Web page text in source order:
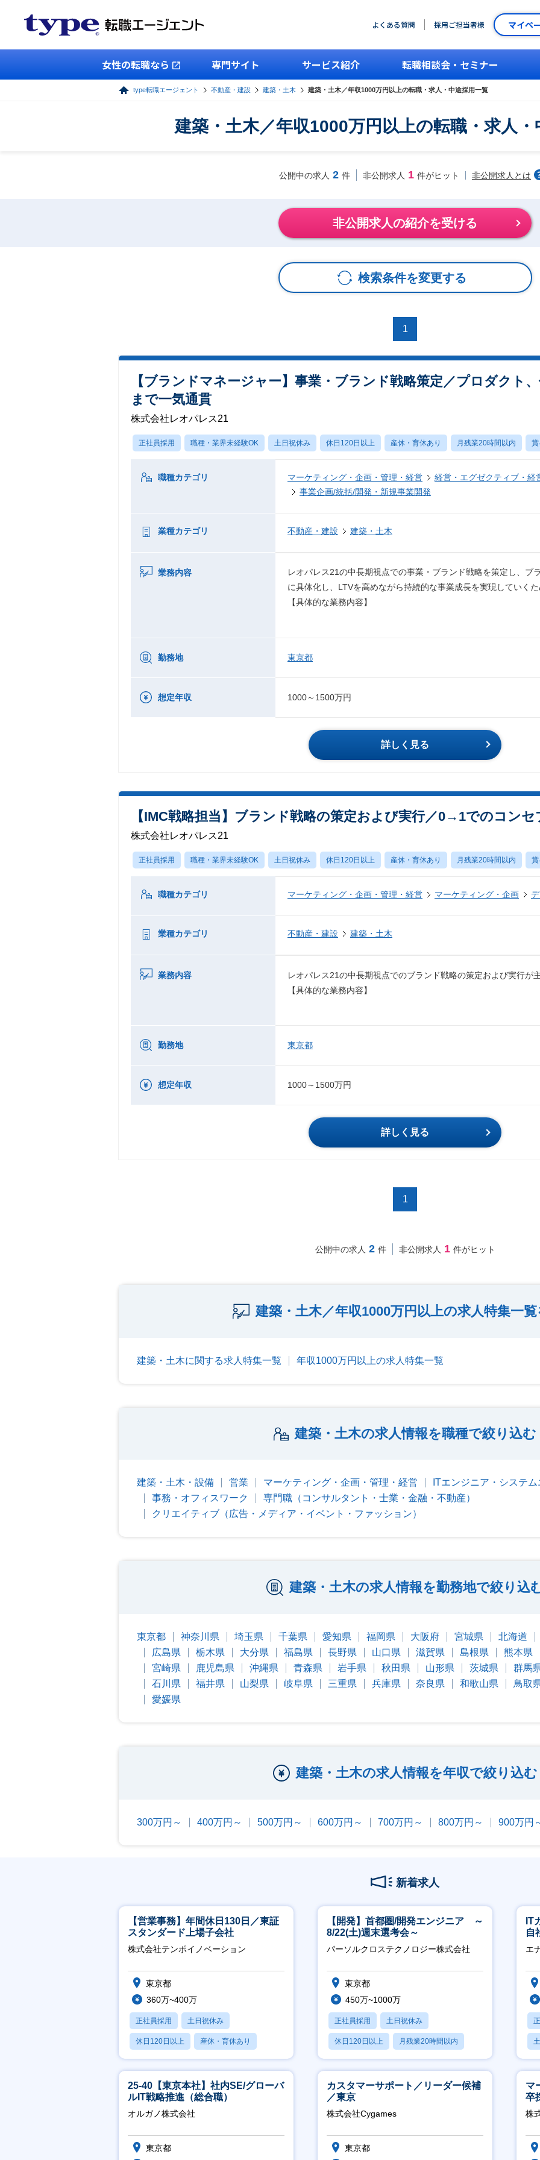
よくある質問 採用ご担当者様 マイペ
女性の転職なら 専門サイト サービス紹介 転職相談会・セミナー
type転職エージェント 不動産・建設 建築・土木 建築・土木／年収1000万円以上の転職・求人・中途採用一覧
建築・土木／年収1000万円以上の転職・求人・
公開中の求人 2 件 非公開求人 1 件がヒット 非公開求人とは
非公開求人の紹介を受ける
検索条件を変更する
1
【ブランドマネージャー】事業・ブランド戦略策定／プロダクト
まで一気通貫
株式会社レオパレス21
正社員採用 職種・業界未経験OK 土日祝休み 休日120日以上 産休・育休あり 月残業20時間以内 賞
職種カテゴリ マーケティング・企画・管理・経営
経営・エグゼクティブ・経
事業企画/統括/開発・新規事業開発
業種カテゴリ 不動産・建設 建築・土木
業務内容
レオパレス21の中長期視点での事業・ブランド戦略を策定し、ブ
に具体化し、LTVを高めながら持続的な事業成長を実現していくた
【具体的な業務内容】
勤務地 東京都
想定年収 1000～1500万円
詳しく見る
【IMC戦略担当】ブランド戦略の策定および実行／0→1でのコンセ
株式会社レオパレス21
正社員採用 職種・業界未経験OK 土日祝休み 休日120日以上 産休・育休あり 月残業20時間以内 賞
職種カテゴリ マーケティング・企画・管理・経営 マーケティング・企画
業種カテゴリ 不動産・建設 建築・土木
業務内容
レオパレス21の中長期視点でのブランド戦略の策定および実行が
【具体的な業務内容】
勤務地 東京都
想定年収 1000～1500万円
詳しく見る
1
公開中の求人 2 件 非公開求人 1 件がヒット
建築・土木／年収1000万円以上の求人特集一覧
建築・土木に関する求人特集一覧 年収1000万円以上の求人特集一覧
建築・土木の求人情報を職種で絞り込む
建築・土木・設備 営業 マーケティング・企画・管理・経営
ITエンジニア・システ
事務・オフィスワーク
専門職（コンサルタント・士業・金融・不動産）
クリエイティブ（広告・メディア・イベント・ファッション）
建築・土木の求人情報を勤務地で絞り込
東京都 神奈川県 埼玉県 千葉県 愛知県 福岡県 大阪府 宮城県 北海道
広島県
栃木県 大分県 福島県 長野県 山口県 滋賀県 島根県 熊本県
宮崎県
鹿児島県 沖縄県 青森県 岩手県 秋田県 山形県 茨城県 群馬
石川県
福井県 山梨県 岐阜県 三重県 兵庫県 奈良県 和歌山県 鳥取
愛媛県
建築・土木の求人情報を年収で絞り込む
300万円～ 400万円～ 500万円～ 600万円～ 700万円～ 800万円～ 900万円
新着求人
【営業事務】年間休日130日／東証
スタンダード上場子会社
株式会社テンポイノベーション
東京都
360万~400万
正社員採用 土日祝休み
休日120日以上 産休・育休あり
賞与あり
【開発】首都圏/開発エンジニア ～
8/22(土)週末選考会～
パーソルクロステクノロジー株式会社
東京都
450万~1000万
正社員採用 土日祝休み
休日120日以上 月残業20時間以内
賞与あり
IT
自
エ
25-40【東京本社】社内SE/グローバ
ルIT戦略推進（総合職）
オルガノ株式会社
東京都
カスタマーサポート／リーダー候補
／東京
株式会社Cygames
東京都
マ
卒
ー
実
株